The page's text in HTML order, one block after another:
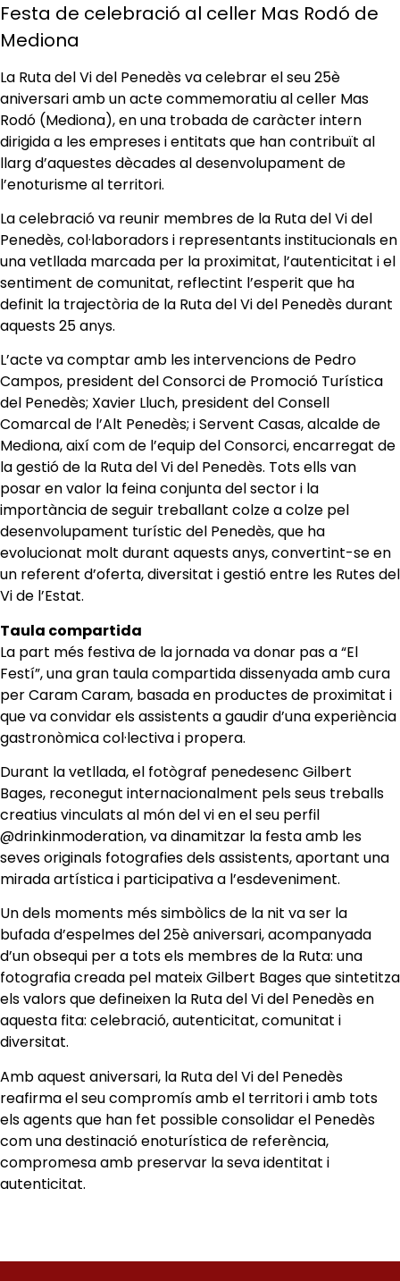
Festa de celebració al celler Mas Rodó de
Mediona
La Ruta del Vi del Penedès va celebrar el seu 25è
aniversari amb un acte commemoratiu al celler Mas
Rodó (Mediona), en una trobada de caràcter intern
dirigida a les empreses i entitats que han contribuït al
llarg d’aquestes dècades al desenvolupament de
l’enoturisme al territori.
La celebració va reunir membres de la Ruta del Vi del
Penedès, col·laboradors i representants institucionals en
una vetllada marcada per la proximitat, l’autenticitat i el
sentiment de comunitat, reflectint l’esperit que ha
definit la trajectòria de la Ruta del Vi del Penedès durant
aquests 25 anys.
L’acte va comptar amb les intervencions de Pedro
Campos, president del Consorci de Promoció Turística
del Penedès; Xavier Lluch, president del Consell
Comarcal de l’Alt Penedès; i Servent Casas, alcalde de
Mediona, així com de l’equip del Consorci, encarregat de
la gestió de la Ruta del Vi del Penedès. Tots ells van
posar en valor la feina conjunta del sector i la
importància de seguir treballant colze a colze pel
desenvolupament turístic del Penedès, que ha
evolucionat molt durant aquests anys, convertint-se en
un referent d’oferta, diversitat i gestió entre les Rutes del
Vi de l’Estat.
Taula compartida
La part més festiva de la jornada va donar pas a “El
Festí”, una gran taula compartida dissenyada amb cura
per Caram Caram, basada en productes de proximitat i
que va convidar els assistents a gaudir d’una experiència
gastronòmica col·lectiva i propera.
Durant la vetllada, el fotògraf penedesenc Gilbert
Bages, reconegut internacionalment pels seus treballs
creatius vinculats al món del vi en el seu perfil
@drinkinmoderation, va dinamitzar la festa amb les
seves originals fotografies dels assistents, aportant una
mirada artística i participativa a l’esdeveniment.
Un dels moments més simbòlics de la nit va ser la
bufada d’espelmes del 25è aniversari, acompanyada
d’un obsequi per a tots els membres de la Ruta: una
fotografia creada pel mateix Gilbert Bages que sintetitza
els valors que defineixen la Ruta del Vi del Penedès en
aquesta fita: celebració, autenticitat, comunitat i
diversitat.
Amb aquest aniversari, la Ruta del Vi del Penedès
reafirma el seu compromís amb el territori i amb tots
els agents que han fet possible consolidar el Penedès
com una destinació enoturística de referència,
compromesa amb preservar la seva identitat i
autenticitat.